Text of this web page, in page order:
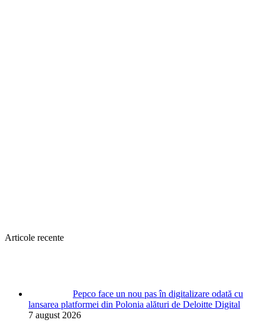
Articole recente
Pepco face un nou pas în digitalizare odată cu
lansarea platformei din Polonia alături de Deloitte Digital
7 august 2026